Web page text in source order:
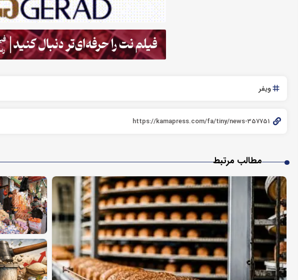
ویفر
مطالب مرتبط